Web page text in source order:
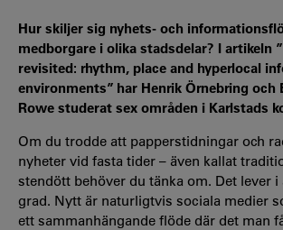
Hur skiljer sig nyhets- och
medborgare i olika stadsdelar? I artikeln
revisited: rhythm, place and hyperlocal
environments” har Henrik Örnebring och
Rowe studerat sex områden i Karlstads
Om du trodde att papperstidningar och
nyheter vid fasta tider – även kallat
stendött behöver du tänka om. Det lever i
grad. Nytt är naturligtvis sociala medier
ett sammanhängande flöde där det man